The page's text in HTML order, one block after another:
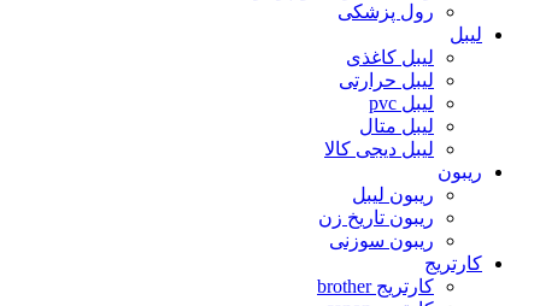
رول پزشکی
لیبل
لیبل کاغذی
لیبل حرارتی
لیبل pvc
لیبل متال
لیبل دیجی کالا
ریبون
ریبون لیبل
ریبون تاریخ زن
ریبون سوزنی
کارتریج
کارتریج brother